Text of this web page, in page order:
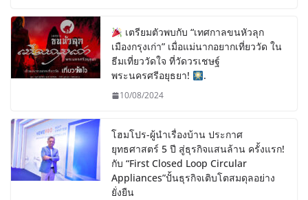
เตรียมตัวพบกับ “เทศกาลขนหัวลุก
เมืองกรุงเก่า” เมื่อแม่นากอยากเที่ยววัด ใน
ธีมเที่ยววัดใจ ที่วัดวรเชษฐ์
พระนครศรีอยุธยา!
.
10/08/2024
โฮมโปร-ผู้นำเรื่องบ้าน ประกาศ
ยุทธศาสตร์ 5 ปี สู่ธุรกิจแสนล้าน ครั้งแรก!
กับ “First Closed Loop Circular
Appliances”ปั้นธุรกิจเติบโตสมดุลอย่าง
ยั่งยืน